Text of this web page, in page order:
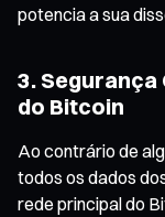
potencia a sua
3. Segurança
do Bitcoin
Ao contrário de
todos os dados
rede principal do